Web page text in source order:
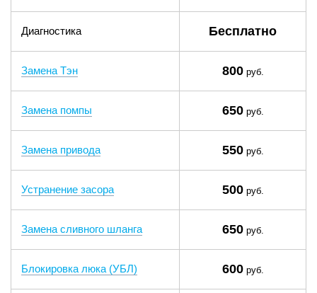
Диагностика Бесплатно
Замена Тэн 800руб.
Замена помпы 650руб.
Замена привода 550руб.
Устранение засора 500руб.
Замена сливного шланга 650руб.
Блокировка люка (УБЛ) 600руб.